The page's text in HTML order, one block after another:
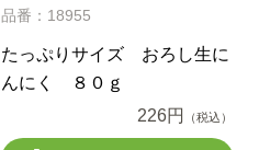
品番：18955
たっぷりサイズ おろし生に
んにく ８０ｇ
226円
（税込）